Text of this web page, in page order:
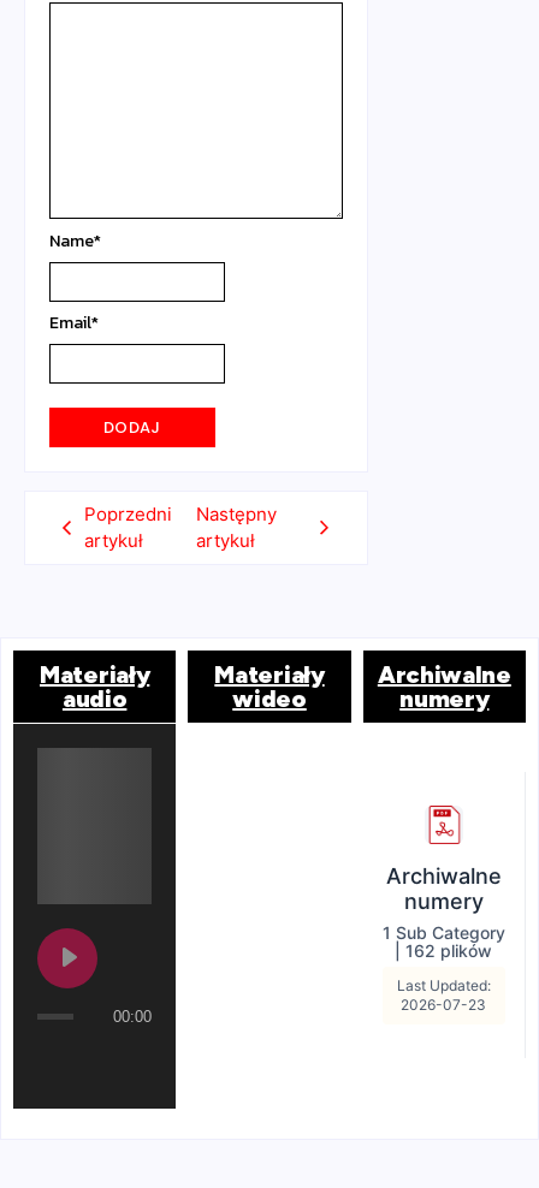
Name*
Email*
Poprzedni
artykuł
Następny
artykuł
Materiały
audio
00:00
Materiały
wideo
Archiwalne
numery
Archiwalne
numery
1 Sub Category
162 plików
Last Updated:
2026-07-23